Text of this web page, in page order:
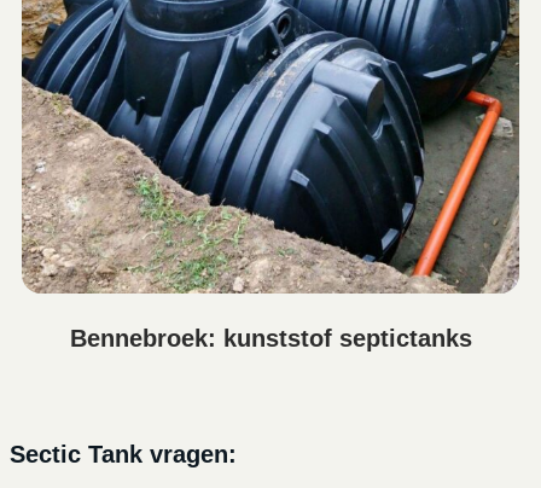
Bennebroek: kunststof septictanks
Sectic Tank vragen: